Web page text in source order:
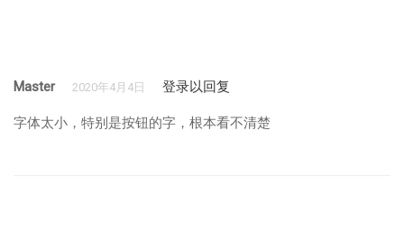
Master 2020年4月4日 登录以回复
字体太小，特别是按钮的字，根本看不清楚